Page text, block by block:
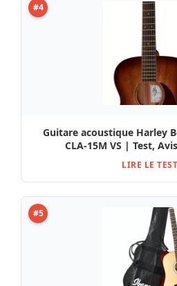
#4
Guitare acoustique Harley
CLA-15M VS | Test,
LIRE LE
#5